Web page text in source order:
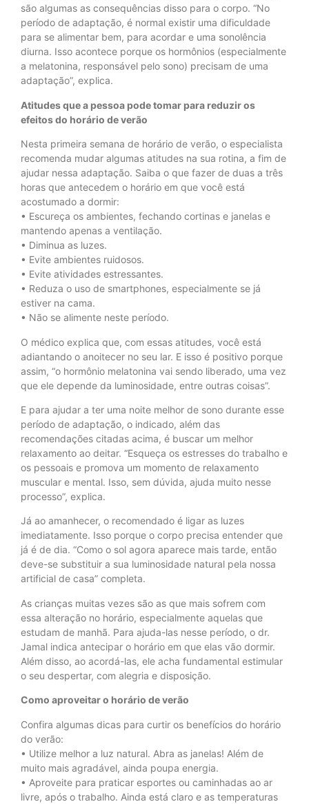
são algumas as consequências disso para o corpo. “No
período de adaptação, é normal existir uma dificuldade
para se alimentar bem, para acordar e uma sonolência
diurna. Isso acontece porque os hormônios (especialmente
a melatonina, responsável pelo sono) precisam de uma
adaptação”, explica.
Atitudes que a pessoa pode tomar para reduzir os
efeitos do horário de verão
Nesta primeira semana de horário de verão, o especialista
recomenda mudar algumas atitudes na sua rotina, a fim de
ajudar nessa adaptação. Saiba o que fazer de duas a três
horas que antecedem o horário em que você está
acostumado a dormir:
• Escureça os ambientes, fechando cortinas e janelas e
mantendo apenas a ventilação.
• Diminua as luzes.
• Evite ambientes ruidosos.
• Evite atividades estressantes.
• Reduza o uso de smartphones, especialmente se já
estiver na cama.
• Não se alimente neste período.
O médico explica que, com essas atitudes, você está
adiantando o anoitecer no seu lar. E isso é positivo porque
assim, “o hormônio melatonina vai sendo liberado, uma vez
que ele depende da luminosidade, entre outras coisas”.
E para ajudar a ter uma noite melhor de sono durante esse
período de adaptação, o indicado, além das
recomendações citadas acima, é buscar um melhor
relaxamento ao deitar. “Esqueça os estresses do trabalho e
os pessoais e promova um momento de relaxamento
muscular e mental. Isso, sem dúvida, ajuda muito nesse
processo”, explica.
Já ao amanhecer, o recomendado é ligar as luzes
imediatamente. Isso porque o corpo precisa entender que
já é de dia. “Como o sol agora aparece mais tarde, então
deve-se substituir a sua luminosidade natural pela nossa
artificial de casa” completa.
As crianças muitas vezes são as que mais sofrem com
essa alteração no horário, especialmente aquelas que
estudam de manhã. Para ajuda-las nesse período, o dr.
Jamal indica antecipar o horário em que elas vão dormir.
Além disso, ao acordá-las, ele acha fundamental estimular
o seu despertar, com alegria e disposição.
Como aproveitar o horário de verão
Confira algumas dicas para curtir os benefícios do horário
do verão:
• Utilize melhor a luz natural. Abra as janelas! Além de
muito mais agradável, ainda poupa energia.
• Aproveite para praticar esportes ou caminhadas ao ar
livre, após o trabalho. Ainda está claro e as temperaturas